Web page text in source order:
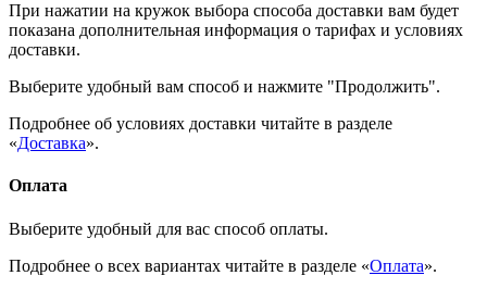
При нажатии на кружок выбора способа доставки вам будет
показана дополнительная информация о тарифах и условиях
доставки.
Выберите удобный вам способ и нажмите "Продолжить".
Подробнее об условиях доставки читайте в разделе
«Доставка».
Оплата
Выберите удобный для вас способ оплаты.
Подробнее о всех вариантах читайте в разделе «Оплата».